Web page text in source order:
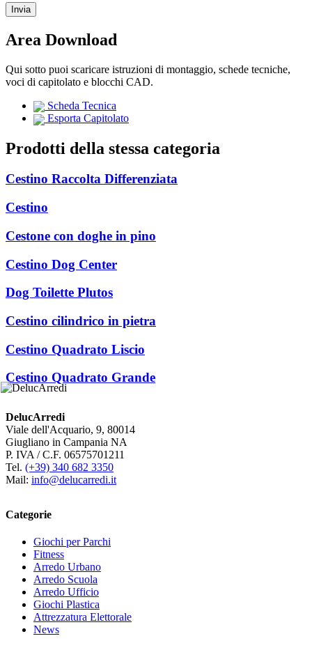
Area Download
Qui sotto puoi scaricare istruzioni di montaggio, schede tecniche,
voci di capitolato e blocchi CAD.
Scheda Tecnica
Esporta Capitolato
Prodotti della stessa categoria
Cestino Raccolta Differenziata
Cestino
Cestone con doghe in pino
Cestino Dog Center
Dog Toilette Plutos
Cestino cilindrico in pietra
Cestino Quadrato Liscio
Cestino Quadrato Grande
DelucArredi
Viale dell'Acquario, 9, 80014
Giugliano in Campania NA
P. IVA / C.F. 06575701211
Tel. (+39) 340 682 3350
Mail: info@delucarredi.it
Categorie
Giochi per Parchi
Fitness
Arredo Urbano
Arredo Scuola
Arredo Ufficio
Giochi Plastica
Attrezzatura Elettorale
News